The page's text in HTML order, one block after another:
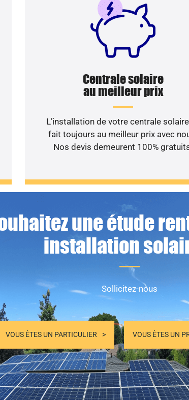
Centrale solaire
au meilleur prix
L’installation de votre centrale
fait toujours au meilleur prix avec
Nos devis demeurent 100%
une étude
installation
Sollicitez-nous
VOUS ÊTES UN PARTICULIER VOUS ÊTES UN